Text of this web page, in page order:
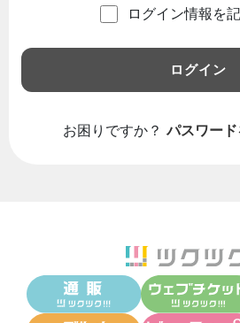
ログイン情報を
ログイン
お困りですか？ パスワー